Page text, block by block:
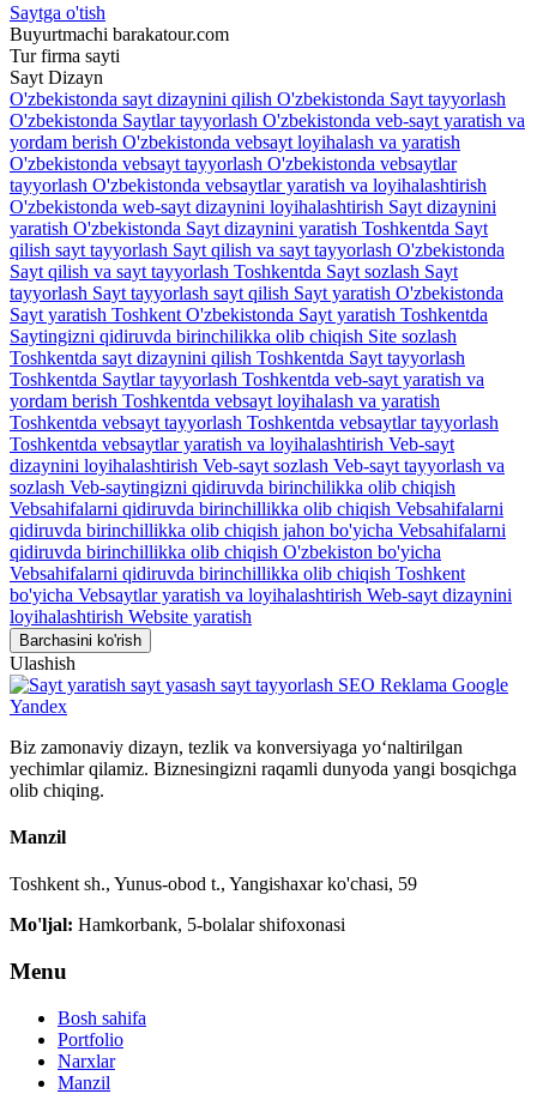
Saytga o'tish
Buyurtmachi barakatour.com
Tur firma sayti
Sayt Dizayn
O'zbekistonda sayt dizaynini qilish O'zbekistonda Sayt tayyorlash
O'zbekistonda Saytlar tayyorlash O'zbekistonda veb-sayt yaratish va
yordam berish O'zbekistonda vebsayt loyihalash va yaratish
O'zbekistonda vebsayt tayyorlash O'zbekistonda vebsaytlar
tayyorlash O'zbekistonda vebsaytlar yaratish va loyihalashtirish
O'zbekistonda web-sayt dizaynini loyihalashtirish Sayt dizaynini
yaratish O'zbekistonda Sayt dizaynini yaratish Toshkentda Sayt
qilish sayt tayyorlash Sayt qilish va sayt tayyorlash O'zbekistonda
Sayt qilish va sayt tayyorlash Toshkentda Sayt sozlash Sayt
tayyorlash Sayt tayyorlash sayt qilish Sayt yaratish O'zbekistonda
Sayt yaratish Toshkent O'zbekistonda Sayt yaratish Toshkentda
Saytingizni qidiruvda birinchilikka olib chiqish Site sozlash
Toshkentda sayt dizaynini qilish Toshkentda Sayt tayyorlash
Toshkentda Saytlar tayyorlash Toshkentda veb-sayt yaratish va
yordam berish Toshkentda vebsayt loyihalash va yaratish
Toshkentda vebsayt tayyorlash Toshkentda vebsaytlar tayyorlash
Toshkentda vebsaytlar yaratish va loyihalashtirish Veb-sayt
dizaynini loyihalashtirish Veb-sayt sozlash Veb-sayt tayyorlash va
sozlash Veb-saytingizni qidiruvda birinchilikka olib chiqish
Vebsahifalarni qidiruvda birinchillikka olib chiqish Vebsahifalarni
qidiruvda birinchillikka olib chiqish jahon bo'yicha Vebsahifalarni
qidiruvda birinchillikka olib chiqish O'zbekiston bo'yicha
Vebsahifalarni qidiruvda birinchillikka olib chiqish Toshkent
bo'yicha Vebsaytlar yaratish va loyihalashtirish Web-sayt dizaynini
loyihalashtirish Website yaratish
Barchasini ko'rish
Ulashish
Biz zamonaviy dizayn, tezlik va konversiyaga yo‘naltirilgan
yechimlar qilamiz. Biznesingizni raqamli dunyoda yangi bosqichga
olib chiqing.
Manzil
Toshkent sh., Yunus-obod t., Yangishaxar ko'chasi, 59
Mo'ljal: Hamkorbank, 5-bolalar shifoxonasi
Menu
Bosh sahifa
Portfolio
Narxlar
Manzil